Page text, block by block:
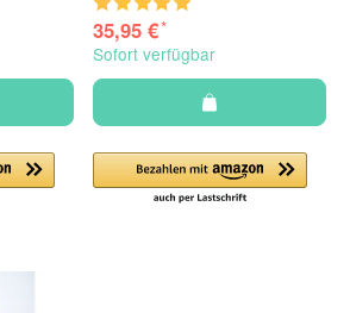
35,95 €*
Sofort verfügbar